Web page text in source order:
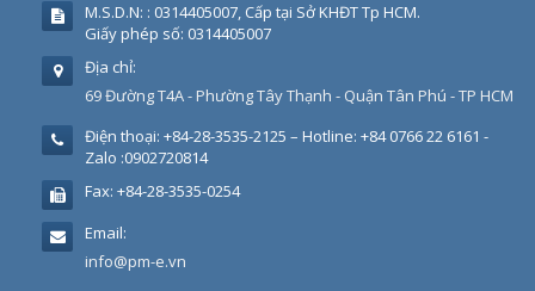
M.S.D.N: : 0314405007, Cấp tại Sở KHĐT Tp HCM.
Giấy phép số: 0314405007
Địa chỉ:
69 Đường T4A - Phường Tây Thạnh - Quận Tân Phú - TP HCM
Điện thoại: +84-28-3535-2125 – Hotline: +84 0766 22 6161 -
Zalo :0902720814
Fax: +84-28-3535-0254
Email:
info@pm-e.vn